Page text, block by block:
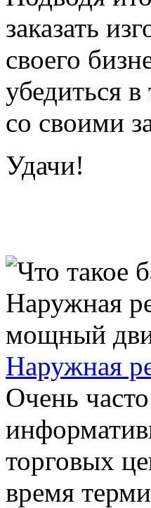
заказать
своего
убедиться
со своими
Удачи!
Наружная
Очень
торговых
время